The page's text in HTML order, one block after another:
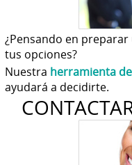
¿Pensando en
tus opciones?
Nuestra herramienta
ayudará a decidirte.